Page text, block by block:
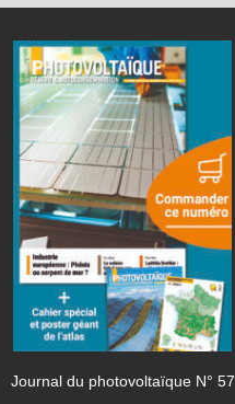
Journal du photovoltaïque N° 57